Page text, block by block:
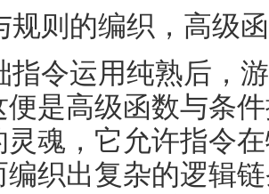
规则的编织，高级
指令运用纯熟后，
便是高级函数与条
灵魂，它允许指令
编织出复杂的逻辑